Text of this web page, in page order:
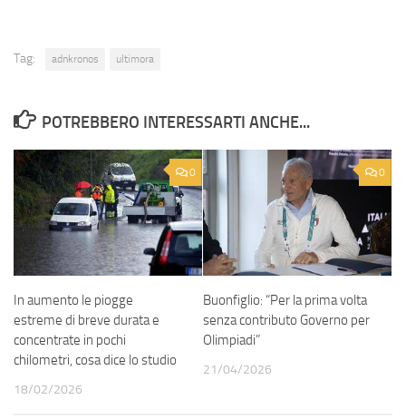
Tag: adnkronos ultimora
POTREBBERO INTERESSARTI ANCHE...
0
In aumento le piogge
estreme di breve durata e
concentrate in pochi
chilometri, cosa dice lo studio
18/02/2026
0
Buonfiglio: “Per la prima volta
senza contributo Governo per
Olimpiadi”
21/04/2026